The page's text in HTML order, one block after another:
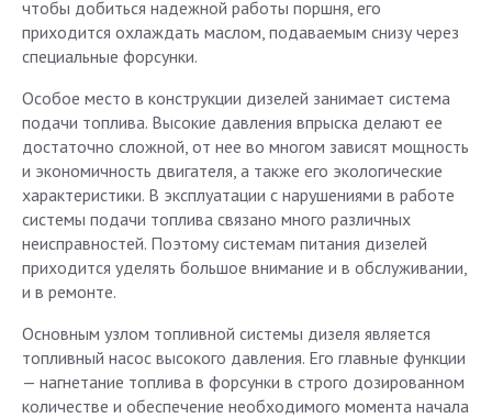
чтобы добиться надежной работы поршня, его
приходится охлаждать маслом, подаваемым снизу через
специальные форсунки.
Особое место в конструкции дизелей занимает система
подачи топлива. Высокие давления впрыска делают ее
достаточно сложной, от нее во многом зависят мощность
и экономичность двигателя, а также его экологические
характеристики. В эксплуатации с нарушениями в работе
системы подачи топлива связано много различных
неисправностей. Поэтому системам питания дизелей
приходится уделять большое внимание и в обслуживании,
и в ремонте.
Основным узлом топливной системы дизеля является
топливный насос высокого давления. Его главные функции
— нагнетание топлива в форсунки в строго дозированном
количестве и обеспечение необходимого момента начала